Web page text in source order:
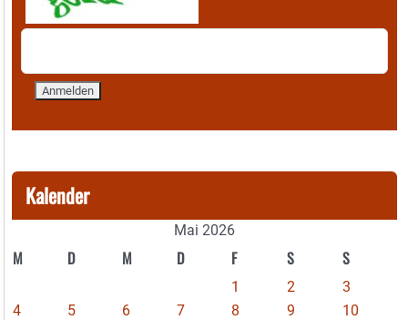
Kalender
Mai 2026
M D M D F S S
1 2
3
4
5 6 7 8 9
10